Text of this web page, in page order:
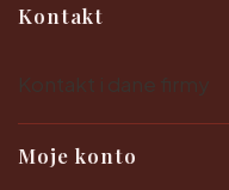
Kontakt
Moje konto